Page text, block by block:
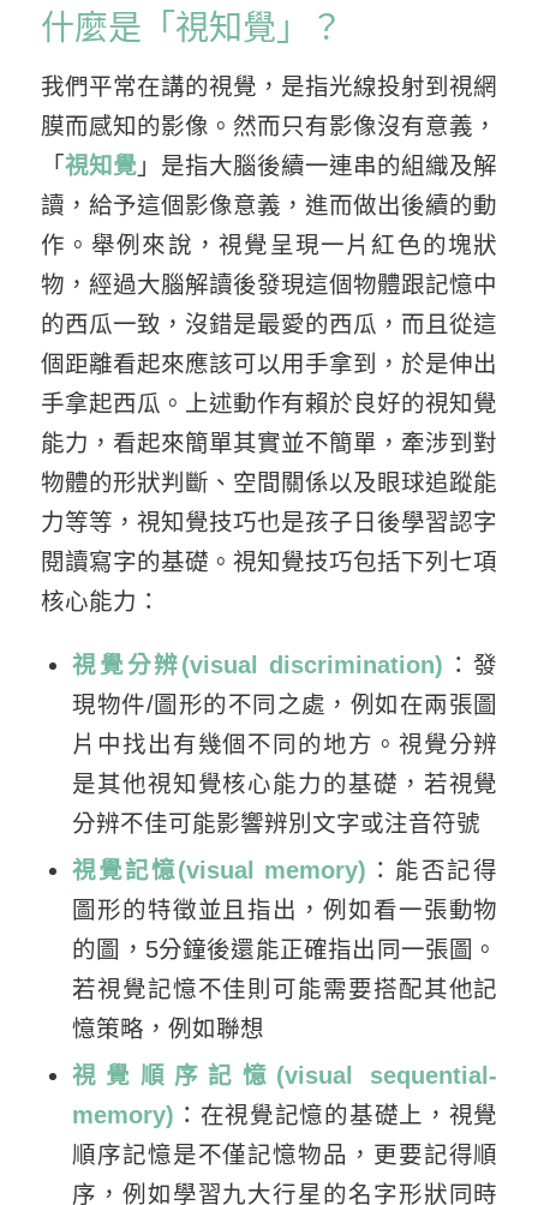
什麼是「視知覺」？
我們平常在講的視覺，是指光線投射到視網
膜而感知的影像。然而只有影像沒有意義，
「 視知覺」是指大腦後續一連串的組織及解
讀，給予這個影像意義，進而做出後續的動
作。舉例來說，視覺呈現一片紅色的塊狀
物，經過大腦解讀後發現這個物體跟記憶中
的西瓜一致，沒錯是最愛的西瓜，而且從這
個距離看起來應該可以用手拿到，於是伸出
手拿起西瓜。上述動作有賴於良好的視知覺
能力，看起來簡單其實並不簡單，牽涉到對
物體的形狀判斷、空間關係以及眼球追蹤能
力等等，視知覺技巧也是孩子日後學習認字
閱讀寫字的基礎。視知覺技巧包括下列七項
核心能力：
視覺分辨(visual discrimination) ：發
現物件/圖形的不同之處，例如在兩張圖
片中找出有幾個不同的地方。視覺分辨
是其他視知覺核心能力的基礎，若視覺
分辨不佳可能影響辨別文字或注音符號
視覺記憶(visual memory) ：能否記得
圖形的特徵並且指出，例如看一張動物
的圖，5分鐘後還能正確指出同一張圖。
若視覺記憶不佳則可能需要搭配其他記
憶策略，例如聯想
視覺順序記憶(visual sequential-
memory) ：在視覺記憶的基礎上，視覺
順序記憶是不僅記憶物品，更要記得順
序，例如學習九大行星的名字形狀同時